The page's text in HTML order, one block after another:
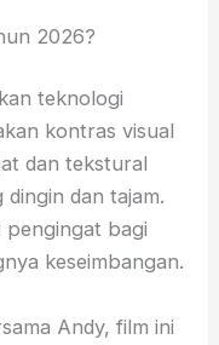
2026?
teknologi
kontras visual
dan tekstural
dan tajam.
pengingat bagi
keseimbangan.
Andy, film ini